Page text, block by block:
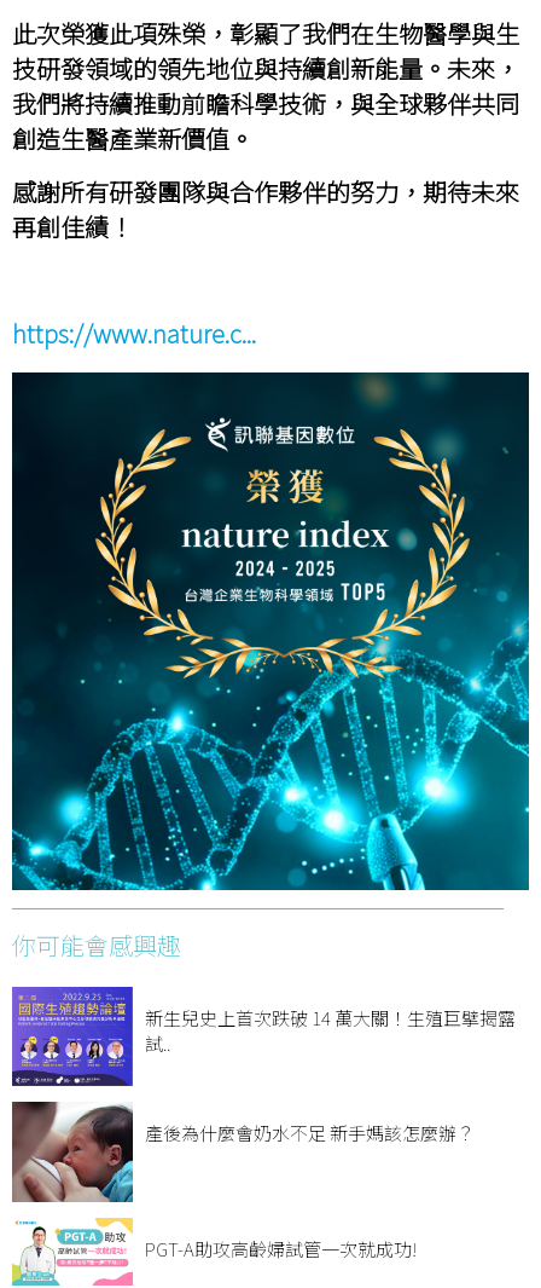
此次榮獲此項殊榮，彰顯了我們在生物醫學與生
技研發領域的領先地位與持續創新能量。未來，
我們將持續推動前瞻科學技術，與全球夥伴共同
創造生醫產業新價值。
感謝所有研發團隊與合作夥伴的努力，期待未來
再創佳績！
https://www.nature.c...
你可能會感興趣
新生兒史上首次跌破 14 萬大關！生殖巨擘揭露
試..
產後為什麼會奶水不足 新手媽該怎麼辦？
PGT-A助攻高齡婦試管一次就成功!